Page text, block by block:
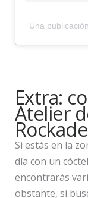
Una
Extra:
Atelier
Si estás en la
día con un
encontrarás
obstante, si